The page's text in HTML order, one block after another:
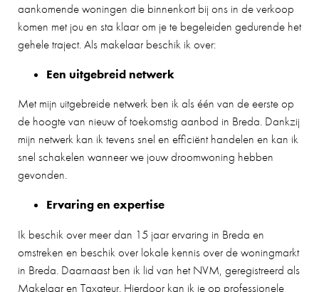
aankomende woningen die binnenkort bij ons in de verkoop
komen met jou en sta klaar om je te begeleiden gedurende het
gehele traject. Als makelaar beschik ik over:
Een uitgebreid netwerk
Met mijn uitgebreide netwerk ben ik als één van de eerste op
de hoogte van nieuw of toekomstig aanbod in Breda. Dankzij
mijn netwerk kan ik tevens snel en efficiënt handelen en kan ik
snel schakelen wanneer we jouw droomwoning hebben
gevonden.
Ervaring en expertise
Ik beschik over meer dan 15 jaar ervaring in Breda en
omstreken en beschik over lokale kennis over de woningmarkt
in Breda. Daarnaast ben ik lid van het NVM, geregistreerd als
Makelaar en Taxateur. Hierdoor kan ik je op professionele